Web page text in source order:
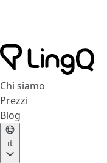
Chi siamo
Prezzi
Blog
it